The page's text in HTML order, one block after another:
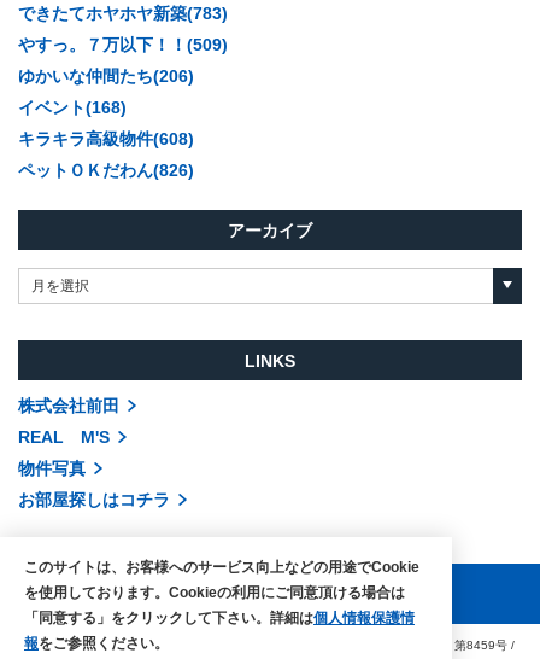
できたてホヤホヤ新築(783)
やすっ。７万以下！！(509)
ゆかいな仲間たち(206)
イベント(168)
キラキラ高級物件(608)
ペットＯＫだわん(826)
アーカイブ
月を選択
LINKS
株式会社前田
REAL M'S
物件写真
お部屋探しはコチラ
COPYRIGHTS © MAEDA co.,ltd. ALL RIGHTS RESERVED. 国土交通大臣（3）第8459号 /
このサイトは、お客様へのサービス向上などの用途でCookie
を使用しております。Cookieの利用にご同意頂ける場合は
「同意する」をクリックして下さい。詳細は個人情報保護情
報をご参照ください。